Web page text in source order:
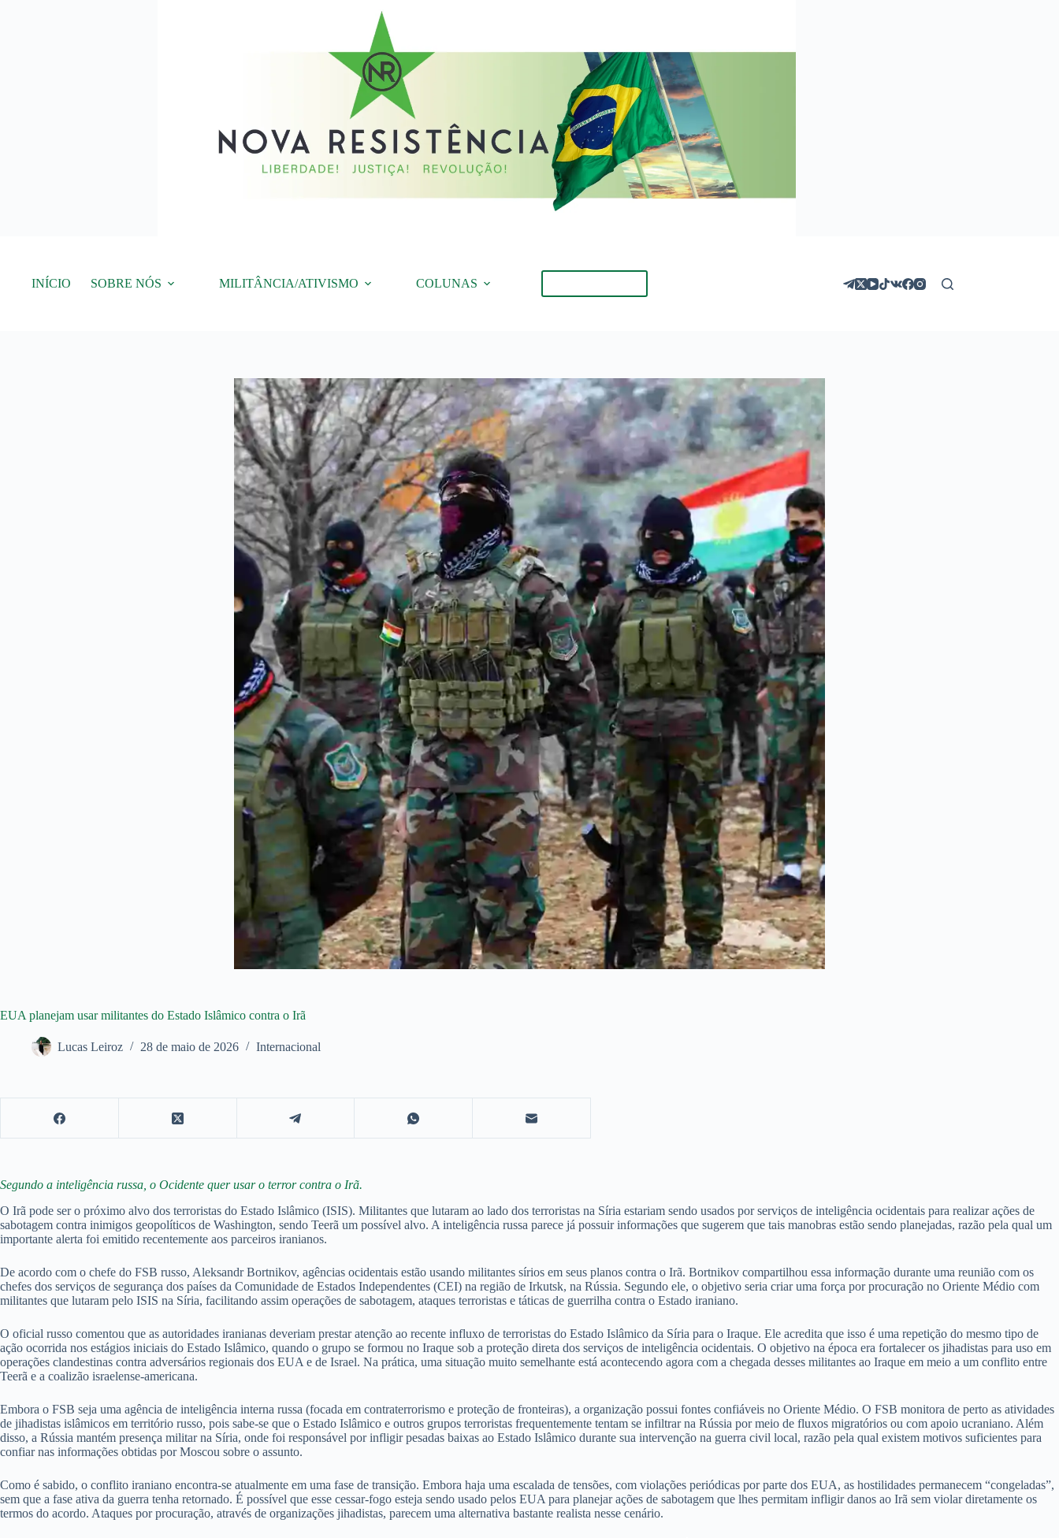
INÍCIO SOBRE NÓS MILITÂNCIA/ATIVISMO COLUNAS
EUA planejam usar militantes do Estado Islâmico contra o Irã
Lucas Leiroz 28 de maio de 2026 Internacional
Segundo a inteligência russa, o Ocidente quer usar o terror contra o Irã.
O Irã pode ser o próximo alvo dos terroristas do Estado Islâmico (ISIS). Militantes que lutaram ao lado dos terroristas na Síria estariam sendo usados ​​por serviços de inteligência ocidentais para realizar ações de
sabotagem contra inimigos geopolíticos de Washington, sendo Teerã um possível alvo. A inteligência russa parece já possuir informações que sugerem que tais manobras estão sendo planejadas, razão pela qual um
importante alerta foi emitido recentemente aos parceiros iranianos.
De acordo com o chefe do FSB russo, Aleksandr Bortnikov, agências ocidentais estão usando militantes sírios em seus planos contra o Irã. Bortnikov compartilhou essa informação durante uma reunião com os
chefes dos serviços de segurança dos países da Comunidade de Estados Independentes (CEI) na região de Irkutsk, na Rússia. Segundo ele, o objetivo seria criar uma força por procuração no Oriente Médio com
militantes que lutaram pelo ISIS na Síria, facilitando assim operações de sabotagem, ataques terroristas e táticas de guerrilha contra o Estado iraniano.
O oficial russo comentou que as autoridades iranianas deveriam prestar atenção ao recente influxo de terroristas do Estado Islâmico da Síria para o Iraque. Ele acredita que isso é uma repetição do mesmo tipo de
ação ocorrida nos estágios iniciais do Estado Islâmico, quando o grupo se formou no Iraque sob a proteção direta dos serviços de inteligência ocidentais. O objetivo na época era fortalecer os jihadistas para uso em
operações clandestinas contra adversários regionais dos EUA e de Israel. Na prática, uma situação muito semelhante está acontecendo agora com a chegada desses militantes ao Iraque em meio a um conflito entre
Teerã e a coalizão israelense-americana.
Embora o FSB seja uma agência de inteligência interna russa (focada em contraterrorismo e proteção de fronteiras), a organização possui fontes confiáveis ​​no Oriente Médio. O FSB monitora de perto as atividades
de jihadistas islâmicos em território russo, pois sabe-se que o Estado Islâmico e outros grupos terroristas frequentemente tentam se infiltrar na Rússia por meio de fluxos migratórios ou com apoio ucraniano. Além
disso, a Rússia mantém presença militar na Síria, onde foi responsável por infligir pesadas baixas ao Estado Islâmico durante sua intervenção na guerra civil local, razão pela qual existem motivos suficientes para
confiar nas informações obtidas por Moscou sobre o assunto.
Como é sabido, o conflito iraniano encontra-se atualmente em uma fase de transição. Embora haja uma escalada de tensões, com violações periódicas por parte dos EUA, as hostilidades permanecem “congeladas”,
sem que a fase ativa da guerra tenha retornado. É possível que esse cessar-fogo esteja sendo usado pelos EUA para planejar ações de sabotagem que lhes permitam infligir danos ao Irã sem violar diretamente os
termos do acordo. Ataques por procuração, através de organizações jihadistas, parecem uma alternativa bastante realista nesse cenário.